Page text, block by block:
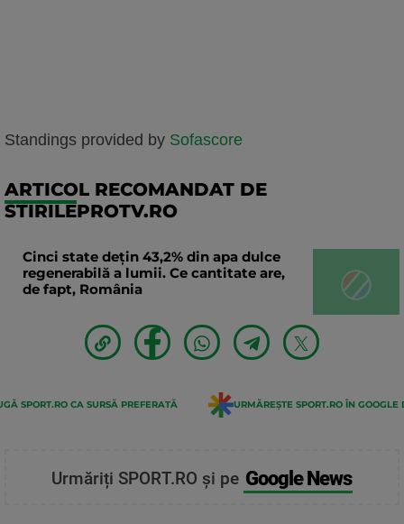
Standings provided by Sofascore
ARTICOL RECOMANDAT DE
STIRILEPROTV.RO
Cinci state dețin 43,2% din apa dulce
regenerabilă a lumii. Ce cantitate are,
de fapt, România
SPORT.RO CA SURSĂ PREFERATĂ URMĂREȘTE SPORT.RO ÎN GOOGLE
Urmăriți SPORT.RO și pe Google News